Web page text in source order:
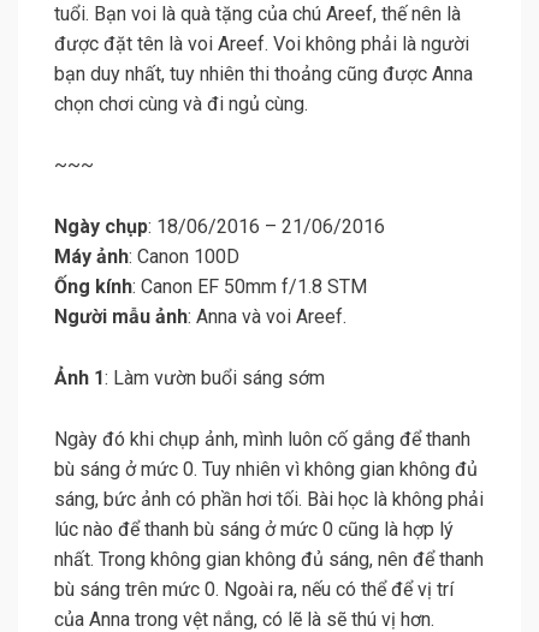
tuổi. Bạn voi là quà tặng của chú Areef, thế nên là
được đặt tên là voi Areef. Voi không phải là người
bạn duy nhất, tuy nhiên thi thoảng cũng được Anna
chọn chơi cùng và đi ngủ cùng.
~~~
Ngày chụp: 18/06/2016 – 21/06/2016
Máy ảnh: Canon 100D
Ống kính: Canon EF 50mm f/1.8 STM
Người mẫu ảnh: Anna và voi Areef.
Ảnh 1: Làm vườn buổi sáng sớm
Ngày đó khi chụp ảnh, mình luôn cố gắng để thanh
bù sáng ở mức 0. Tuy nhiên vì không gian không đủ
sáng, bức ảnh có phần hơi tối. Bài học là không phải
lúc nào để thanh bù sáng ở mức 0 cũng là hợp lý
nhất. Trong không gian không đủ sáng, nên để thanh
bù sáng trên mức 0. Ngoài ra, nếu có thể để vị trí
của Anna trong vệt nắng, có lẽ là sẽ thú vị hơn.